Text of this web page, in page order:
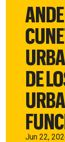
DE
Jun 22,